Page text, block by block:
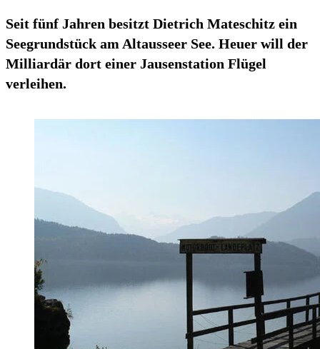
Seit fünf Jahren besitzt Dietrich Mateschitz ein
Seegrundstück am Altausseer See. Heuer will der
Milliardär dort einer Jausenstation Flügel
verleihen.